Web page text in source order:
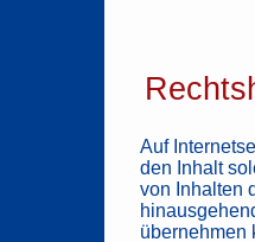
Auf
den Inhalt
von Inhalten
übernehmen